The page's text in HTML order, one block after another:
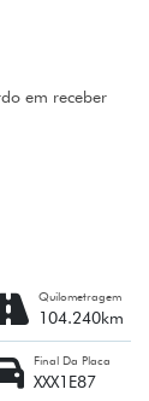
em receber
Quilometragem
104.240km
Final Da Placa
XXX1E87